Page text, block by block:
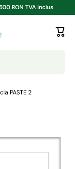
RON TVA inclus
PASTE 2